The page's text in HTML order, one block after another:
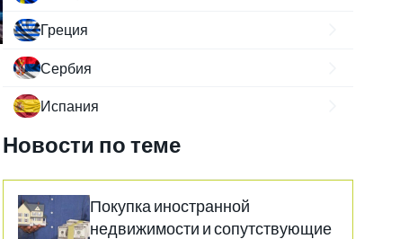
Греция
Сербия
Испания
Новости по теме
Покупка иностранной
недвижимости и сопутствующие